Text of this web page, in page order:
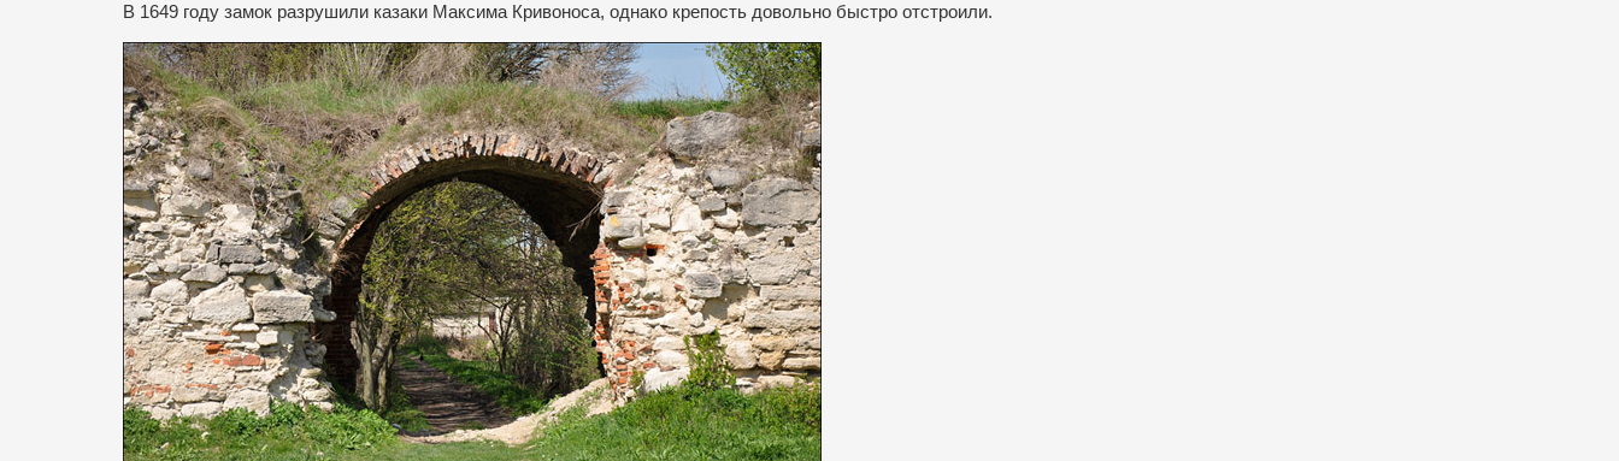
В 1649 году замок разрушили казаки Максима Кривоноса, однако крепость довольно быстро отстроили.